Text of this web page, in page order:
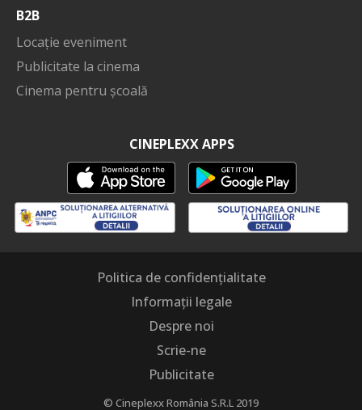
B2B
Locație eveniment
Publicitate la cinema
Cinema pentru școală
CINEPLEXX APPS
© Cineplexx România S.R.L 2019
Politica de confidențialitate
Informații legale
Despre noi
Scrie-ne
Publicitate